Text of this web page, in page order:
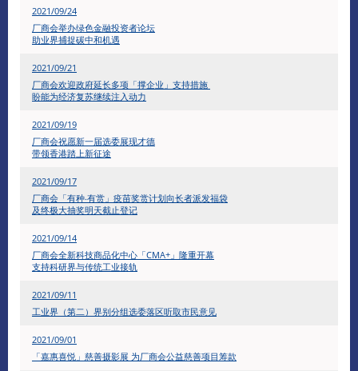
2021/09/24
厂商会举办绿色金融投资者论坛
助业界捕捉碳中和机遇
2021/09/21
厂商会欢迎政府延长多项「撑企业」支持措施
盼能为经济复苏继续注入动力
2021/09/19
厂商会祝愿新一届选委展现才德
带领香港踏上新征途
2021/09/17
​厂商会「有种‧有赏」疫苗奖赏计划向长者派发福袋
及终极大抽奖明天截止登记
2021/09/14
​厂商会全新科技商品化中心「CMA+」隆重开幕
支持科研界与传统工业接轨
2021/09/11
工业界（第二）界别分组选委落区听取市民意见
2021/09/01
「嘉惠喜悦」慈善摄影展 为厂商会公益慈善项目筹款